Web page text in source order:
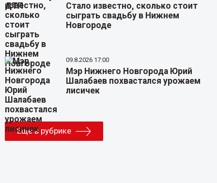
Стало известно, сколько стоит
сыграть свадьбу в Нижнем
Новгороде
09.8.2026 17:00
Мэр Нижнего Новгорода Юрий
Шалабаев похвастался урожаем
лисичек
Еще в рубрике